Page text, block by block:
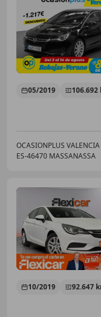
05/2019 106.692
OCASIONPLUS
ES-46470 MASSANASSA
10/2019 92.647